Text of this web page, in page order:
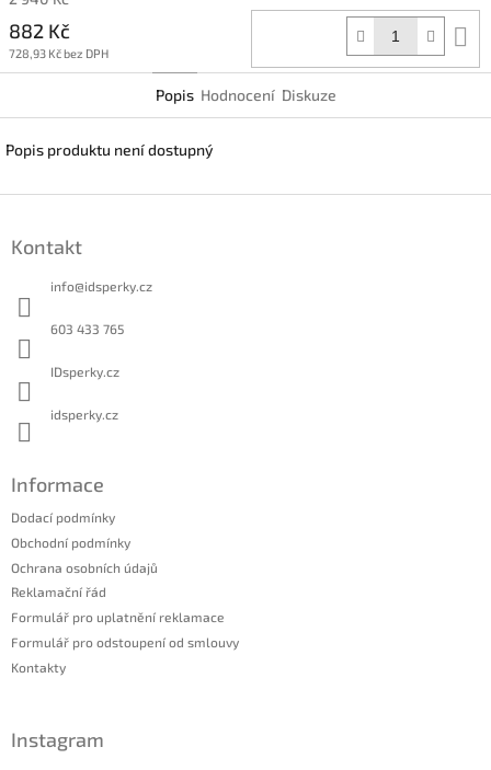
882 Kč
728,93 Kč bez DPH
Popis Hodnocení Diskuze
Popis produktu není dostupný
Kontakt
info@idsperky.cz
603 433 765
IDsperky.cz
idsperky.cz
Informace
Dodací podmínky
Obchodní podmínky
Ochrana osobních údajů
Reklamační řád
Formulář pro uplatnění reklamace
Formulář pro odstoupení od smlouvy
Kontakty
Instagram